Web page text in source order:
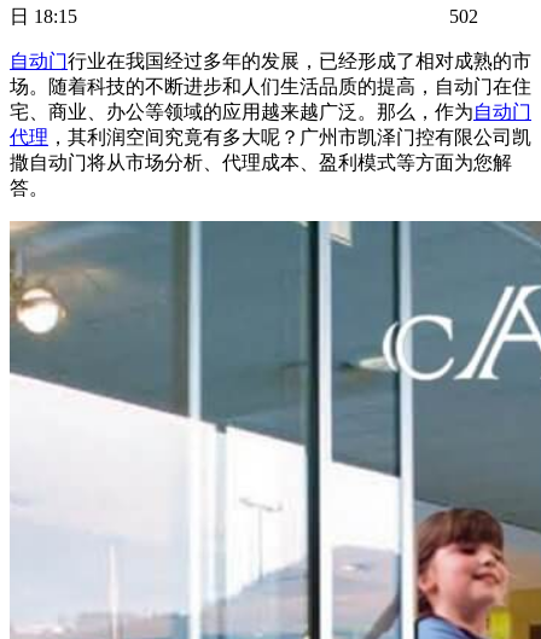
日 18:15 502
自动门行业在我国经过多年的发展，已经形成了相对成熟的市
场。随着科技的不断进步和人们生活品质的提高，自动门在住
宅、商业、办公等领域的应用越来越广泛。那么，作为自动门
代理 ，其利润空间究竟有多大呢？广州市凯泽门控有限公司凯
撒自动门将从市场分析、代理成本、盈利模式等方面为您解
答。